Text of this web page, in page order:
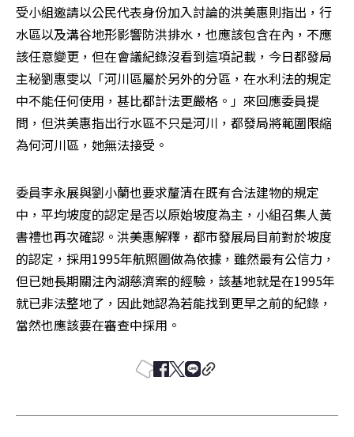
受小組邀請以公民代表身份加入討論的洪美惠則指出，行
水區以及溝谷地形影響防洪排水，也應該包含在內，不應
該任意變更，但在會議紀錄沒看到這項記載，今日都發局
主秘劉惠雯以「河川區屬於另外的分區，在水利法的規定
中不能任何使用，甚比都計法更嚴格。」來回應委員提
問，但洪美惠指出行水區不只是河川，都發局將範圍限縮
為何河川區，她無法接受。
委員李永展與劉小蘭也要求釐清在既有合法建物的規定
中，平均坡度的認定是否以原始坡度為主，小組召集人黃
書禮也再次確認。洪美惠解釋，都市發展局目前對於坡度
的認定，採用1995年航照圖做為依據，雖然最有公信力，
但已她長期關注內湖慈濟案的經驗，該基地就是在1995年
就已非法整地了，因此她認為若能找到更早之前的紀錄，
當然也應該要在審查中採用。